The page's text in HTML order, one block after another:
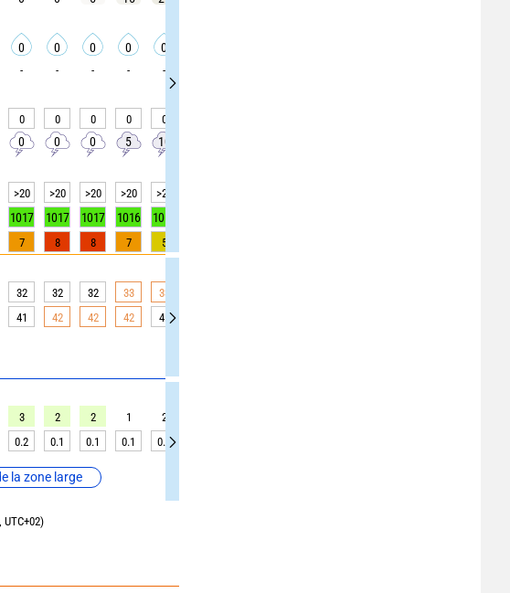
la zone large
0 0 0 0 0
- - - - -
0 0 0 0 0
0 0 0 5 10
>20 >20 >20 >20 >20
1017 1017 1017 1016 1016
7 8 8 7 5
32 32 32 33 33
41 42 42 42 41
3 2 2 1 2
0.2 0.1 0.1 0.1 0.1